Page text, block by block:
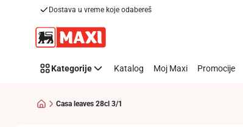
Dostava u vreme koje odabereš
Kategorije Katalog Moj Maxi Promocije
Casa leaves 28cl 3/1